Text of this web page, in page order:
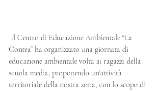
Contea” ha organizzato una giornata di
educazione ambientale volta ai ragazzi della
scuola media, proponendo un'attività
territoriale della nostra zona, con lo scopo di